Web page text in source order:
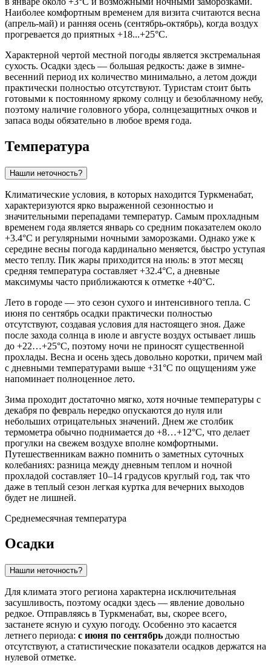
Наиболее комфортным временем для визита считаются весна
(апрель-май) и ранняя осень (сентябрь-октябрь), когда воздух
прогревается до приятных +18...+25°C.
Характерной чертой местной погоды является экстремальная
сухость. Осадки здесь — большая редкость: даже в зимне-
весенний период их количество минимально, а летом дожди
практически полностью отсутствуют. Туристам стоит быть
готовыми к постоянному яркому солнцу и безоблачному небу,
поэтому наличие головного убора, солнцезащитных очков и
запаса воды обязательно в любое время года.
Температура
Нашли неточность?
Климатические условия, в которых находится Туркменабат,
характеризуются ярко выраженной сезонностью и
значительными перепадами температур. Самым прохладным
временем года является январь со средним показателем около
+3.4°C и регулярными ночными заморозками. Однако уже к
середине весны погода кардинально меняется, быстро уступая
место теплу. Пик жары приходится на июль: в этот месяц
средняя температура составляет +32.4°C, а дневные
максимумы часто приближаются к отметке +40°C.
Лето в городе — это сезон сухого и интенсивного тепла. С
июня по сентябрь осадки практически полностью
отсутствуют, создавая условия для настоящего зноя. Даже
после захода солнца в июле и августе воздух остывает лишь
до +22…+25°C, поэтому ночи не приносят существенной
прохлады. Весна и осень здесь довольно коротки, причем май
с дневными температурами выше +31°C по ощущениям уже
напоминает полноценное лето.
Зима проходит достаточно мягко, хотя ночные температуры с
декабря по февраль нередко опускаются до нуля или
небольших отрицательных значений. Днем же столбик
термометра обычно поднимается до +8…+12°C, что делает
прогулки на свежем воздухе вполне комфортными.
Путешественникам важно помнить о заметных суточных
колебаниях: разница между дневным теплом и ночной
прохладой составляет 10–14 градусов круглый год, так что
даже в теплый сезон легкая куртка для вечерних выходов
будет не лишней.
Среднемесячная температура
Осадки
Нашли неточность?
Для климата этого региона характерна исключительная
засушливость, поэтому осадки здесь — явление довольно
редкое. Отправляясь в Туркменабат, вы, скорее всего,
застанете ясную и сухую погоду. Особенно это касается
летнего периода: с июня по сентябрь дожди полностью
отсутствуют, а статистические показатели осадков держатся на
нулевой отметке.